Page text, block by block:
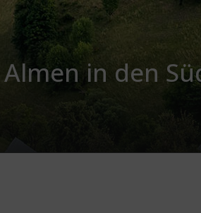
in den